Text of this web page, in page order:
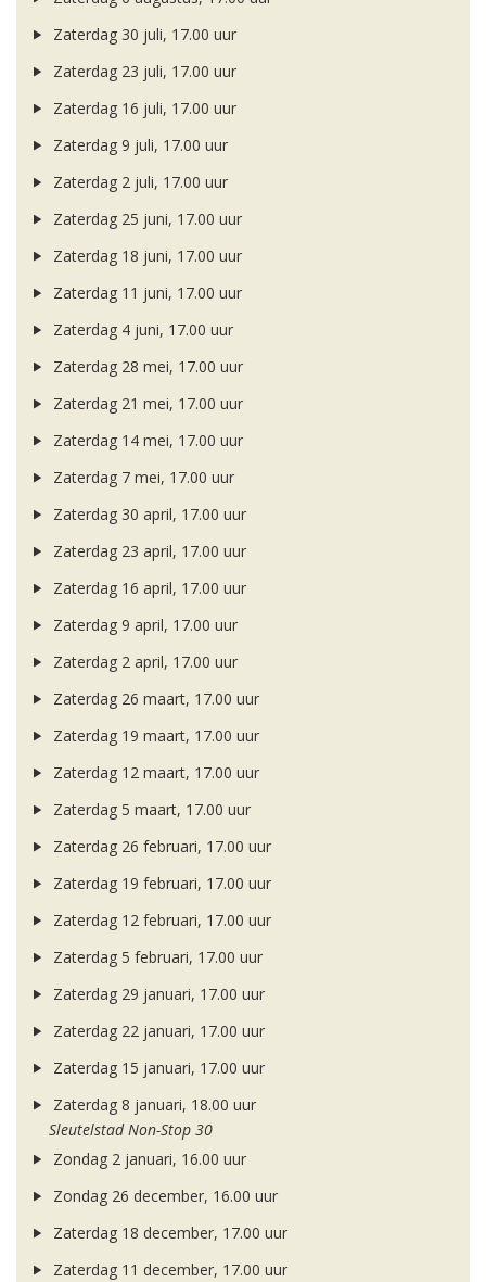
Zaterdag 30 juli, 17.00 uur
Zaterdag 23 juli, 17.00 uur
Zaterdag 16 juli, 17.00 uur
Zaterdag 9 juli, 17.00 uur
Zaterdag 2 juli, 17.00 uur
Zaterdag 25 juni, 17.00 uur
Zaterdag 18 juni, 17.00 uur
Zaterdag 11 juni, 17.00 uur
Zaterdag 4 juni, 17.00 uur
Zaterdag 28 mei, 17.00 uur
Zaterdag 21 mei, 17.00 uur
Zaterdag 14 mei, 17.00 uur
Zaterdag 7 mei, 17.00 uur
Zaterdag 30 april, 17.00 uur
Zaterdag 23 april, 17.00 uur
Zaterdag 16 april, 17.00 uur
Zaterdag 9 april, 17.00 uur
Zaterdag 2 april, 17.00 uur
Zaterdag 26 maart, 17.00 uur
Zaterdag 19 maart, 17.00 uur
Zaterdag 12 maart, 17.00 uur
Zaterdag 5 maart, 17.00 uur
Zaterdag 26 februari, 17.00 uur
Zaterdag 19 februari, 17.00 uur
Zaterdag 12 februari, 17.00 uur
Zaterdag 5 februari, 17.00 uur
Zaterdag 29 januari, 17.00 uur
Zaterdag 22 januari, 17.00 uur
Zaterdag 15 januari, 17.00 uur
Zaterdag 8 januari, 18.00 uur
Sleutelstad Non-Stop 30
Zondag 2 januari, 16.00 uur
Zondag 26 december, 16.00 uur
Zaterdag 18 december, 17.00 uur
Zaterdag 11 december, 17.00 uur